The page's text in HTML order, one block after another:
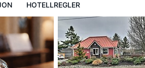
HOTELLREGLER